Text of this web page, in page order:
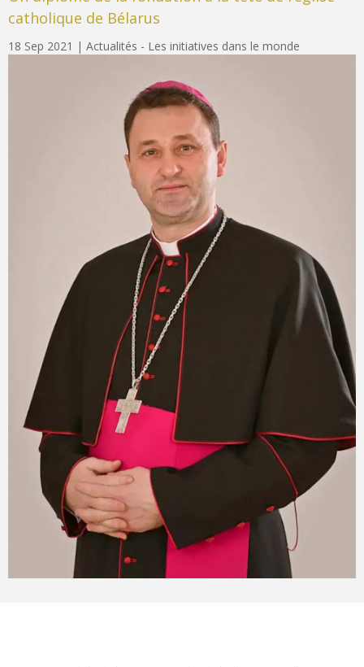
catholique de Bélarus
18 Sep 2021 | Actualités - Les initiatives dans le monde